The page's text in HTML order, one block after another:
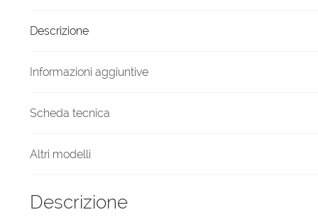
naturale
Descrizione
Informazioni aggiuntive
Scheda tecnica
Altri modelli
Descrizione